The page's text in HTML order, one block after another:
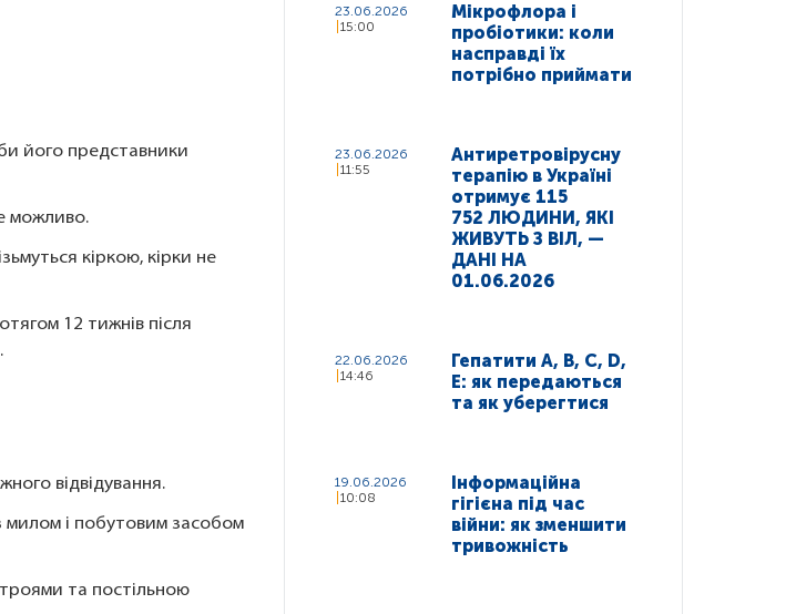
його представники
можливо.
кіркою, кірки не
12 тижнів після
відвідування.
милом і побутовим засобом
та постільною
23.06.2026
15:00
Мікрофлора і
пробіотики: коли
насправді їх
потрібно приймати
23.06.2026
11:55
Антиретровірусну
терапію в Україні
отримує 115
752 ЛЮДИНИ, ЯКІ
ЖИВУТЬ З ВІЛ, —
ДАНІ НА
01.06.2026
22.06.2026
14:46
Гепатити A, B, C, D,
E: як передаються
та як уберегтися
19.06.2026
10:08
Інформаційна
гігієна під час
війни: як зменшити
тривожність